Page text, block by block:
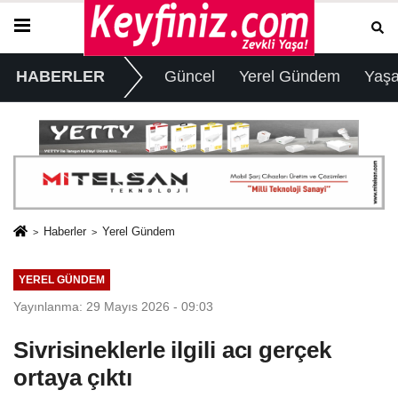
HABERLER Güncel Yerel Gündem
Haberler Yerel Gündem
YEREL GÜNDEM
Yayınlanma: 29 Mayıs 2026 - 09:03
Sivrisineklerle ilgili acı gerçek
ortaya çıktı